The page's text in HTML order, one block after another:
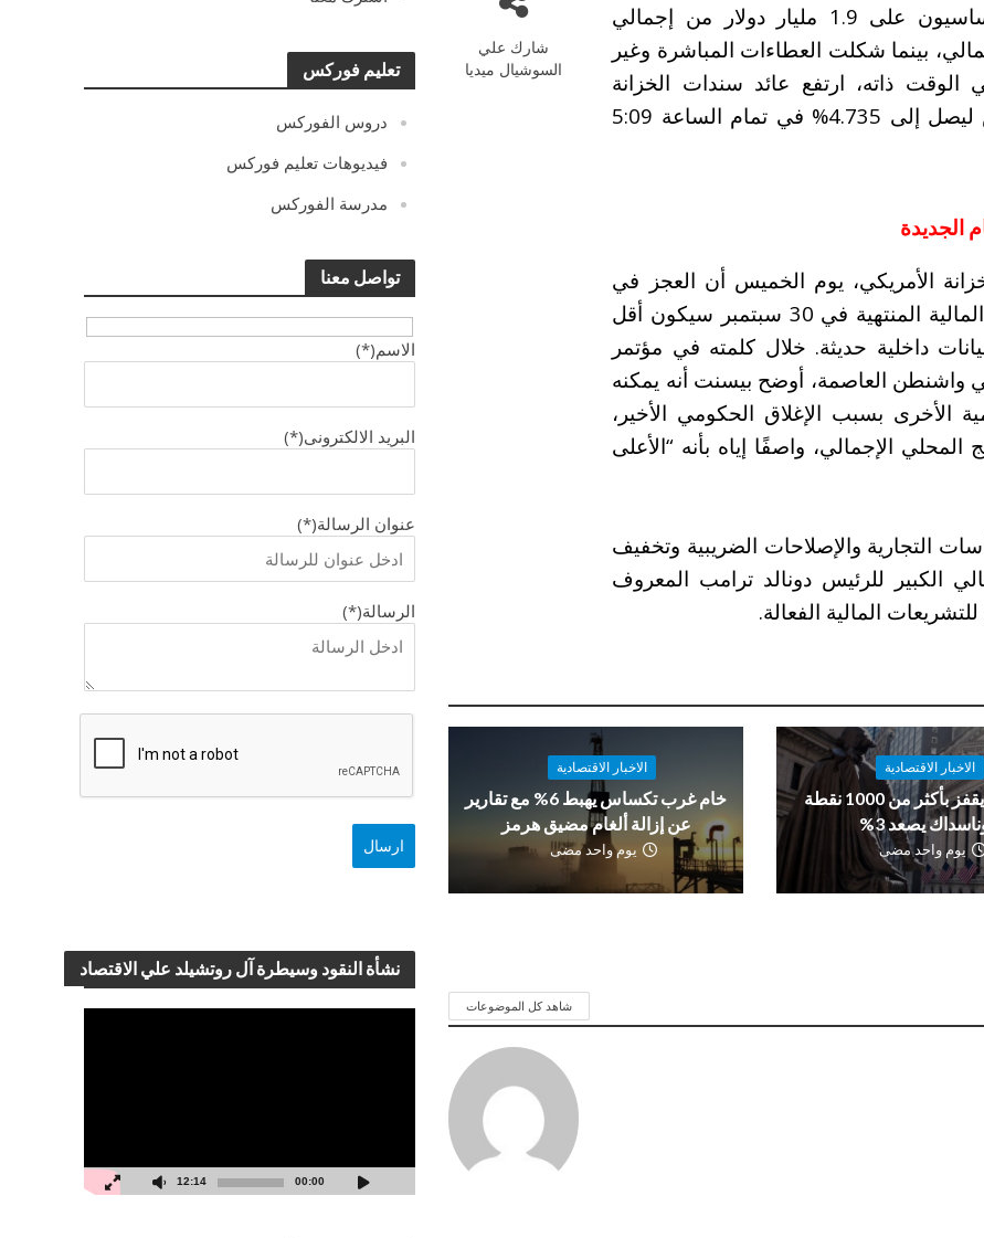
تعليم فوركس
دروس الفوركس
فيديوهات تعليم فوركس
مدرسة الفوركس
تواصل معنا
الاسم(*)
البريد الالكترونى(*)
عنوان الرسالة(*)
الرسالة(*)
نشأة النقود وسيطرة آل روتشيلد علي الاقتصاد
00:00
12:14
شارك علي
السوشيال ميديا
بحسب تفاصيل المزاد، استحوذ المتعاملون الأساسيون على 1.9 مليار دولار من إجمالي
ما يمثل حوالي 8.6% من الإجمالي، بينما شكلت العطاءات المباشرة وغير
20 مليار دولار. في الوقت ذاته، ارتفع عائد سندات الخزانة
الأمريكية لأجل 30 عامًا بمقدار 1.1 نقطة أساس ليصل إلى 4.735% في تمام الساعة 5:09
الجديدة
الأمريكي، يوم الخميس أن العجز في
الموازنة الفيدرالية للولايات المتحدة خلال السنة المالية المنتهية في 30 سبتمبر سيكون أقل
داخلية حديثة. خلال كلمته في مؤتمر
واشنطن العاصمة، أوضح بيسنت أنه يمكنه
الأخرى بسبب الإغلاق الحكومي الأخير،
سيبلغ حوالي 6.5% من الناتج المحلي الإجمالي، واصفًا إياه بأنه “الأعلى
التجارية والإصلاحات الضريبية وتخفيف
الكبير للرئيس دونالد ترامب المعروف
الاخبار الاقتصادية
داو جونز يقفز بأكثر من 1000 نقطة
يصعد 3%
يوم واحد مضى
الاخبار الاقتصادية
خام غرب تكساس يهبط 6% مع تقارير
عن إزالة ألغام مضيق هرمز
يوم واحد مضى
شاهد كل الموضوعات